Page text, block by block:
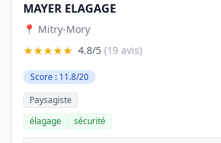
MAYER ELAGAGE
📍 Mitry-Mory
★★★★★ 4.8/5 (19 avis)
Score : 11.8/20
Paysagiste
élagage
sécurité